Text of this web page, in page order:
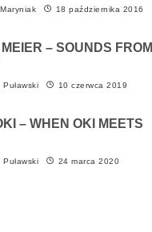
18 października 2016
– SOUNDS FROM
10 czerwca 2019
– WHEN OKI MEETS
24 marca 2020